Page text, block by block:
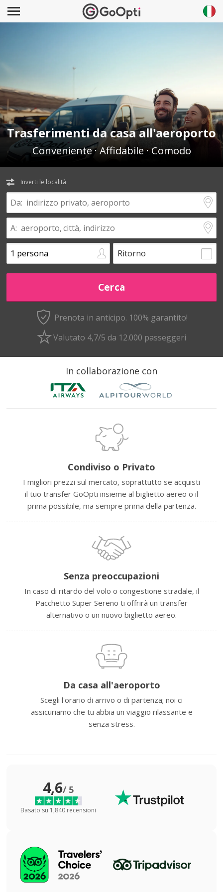
Trasferimenti da casa all'aeroporto
Conveniente · Affidabile · Comodo
Inverti le località
Ritorno
Prenota in anticipo. 100% garantito!
Valutato 4,7/5 da 12.000 passeggeri
In collaborazione con
Condiviso o Privato
I migliori prezzi sul mercato, soprattutto se acquisti
il tuo transfer GoOpti insieme al biglietto aereo o il
prima possibile, ma sempre prima della partenza.
Senza preoccupazioni
In caso di ritardo del volo o congestione stradale, il
Pacchetto Super Sereno ti offrirà un transfer
alternativo o un nuovo biglietto aereo.
Da casa all'aeroporto
Scegli l'orario di arrivo o di partenza; noi ci
assicuriamo che tu abbia un viaggio rilassante e
senza stress.
4,6/ 5
Basato su 1,840 recensioni